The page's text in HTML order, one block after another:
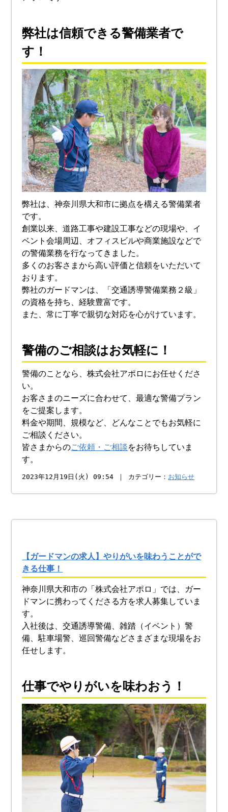
弊社は信頼できる警備業者で
す！
弊社は、神奈川県大和市に拠点を構える警備業者
です。
創業以来、道路工事や建設工事などの現場や、イ
ベント会場周辺、オフィスビルや商業施設などで
の警備業務を行なってきました。
多くのお客さまから高い評価と信頼をいただいて
おります。
弊社のガードマンは、「交通誘導警備業務２級」
の資格を持ち、経験豊富です。
また、常に丁寧で親切な対応を心がけています。
警備のご相談はお気軽に！
警備のことなら、株式会社アポロにお任せくださ
い。
お客さまのニーズに合わせて、最適な警備プラン
をご提案します。
料金や期間、規模など、どんなことでもお気軽に
ご相談ください。
皆さまからのご依頼・ご相談をお待ちしていま
す。
2023年12月19日(火) 09:54 ｜ カテゴリー： お知らせ
【ガードマンの求人】やりがいを味わうことがで
きる仕事！
神奈川県大和市の「株式会社アポロ」では、ガー
ドマンに携わってくださる方を求人募集していま
す。
入社後は、交通誘導警備、雑踏（イベント）警
備、駐車場警、巡回警備などさまざまな現場をお
任せします。
仕事でやりがいを味わおう！